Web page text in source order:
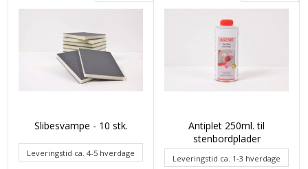
Slibesvampe - 10 stk.
Leveringstid ca. 4-5 hverdage
Antiplet 250ml. til
stenbordplader
Leveringstid ca. 1-3 hverdage